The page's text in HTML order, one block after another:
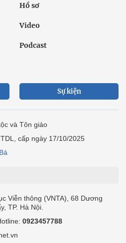
Hồ sơ
Video
Podcast
Sự kiện
và Tôn giáo
cấp ngày 17/10/2025
Viễn thông (VNTA), 68 Dương
TP. Hà Nội.
0923457788